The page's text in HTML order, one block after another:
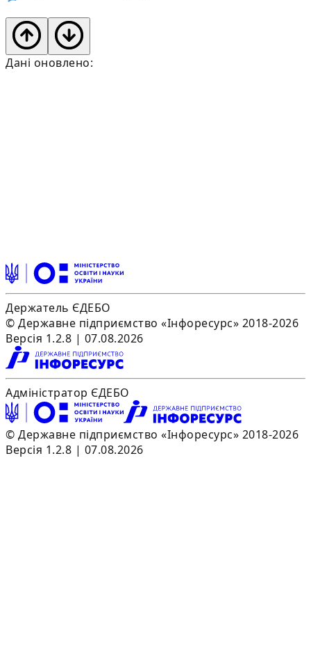
Дані оновлено:
Держатель ЄДЕБО
© Державне підприємство «Інфоресурс» 2018-2026
Версія 1.2.8 | 07.08.2026
Адміністратор ЄДЕБО
© Державне підприємство «Інфоресурс» 2018-2026
Версія 1.2.8 | 07.08.2026